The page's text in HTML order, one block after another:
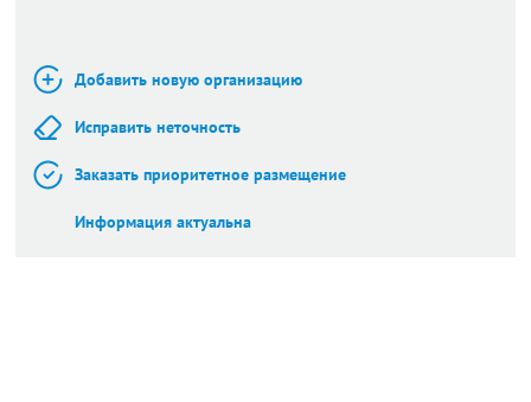
Добавить новую организацию
Исправить неточность
Заказать приоритетное размещение
Информация актуальна